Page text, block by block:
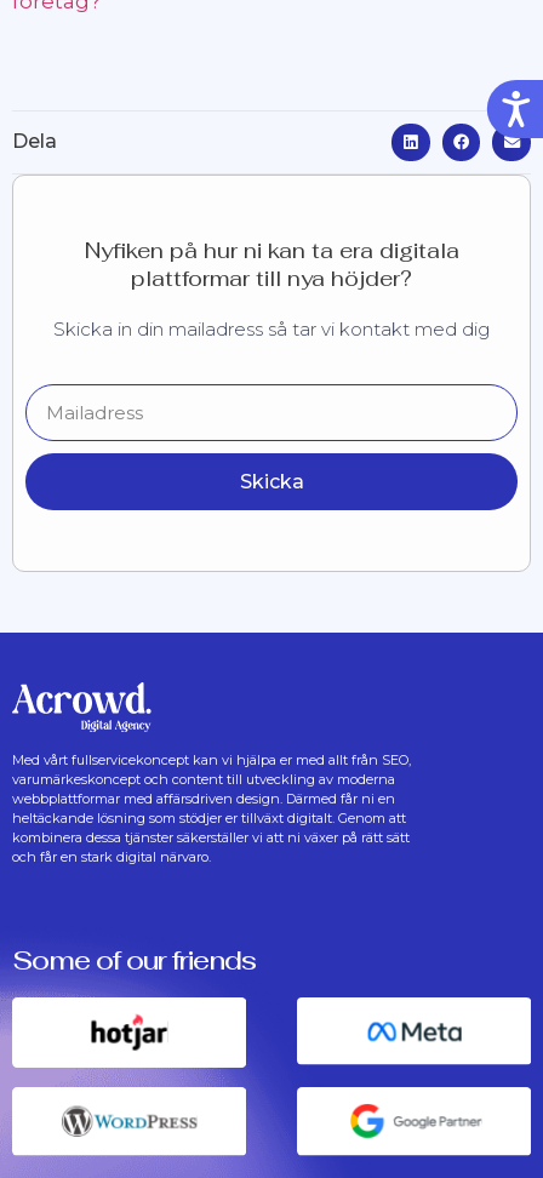
Dela
Nyfiken på hur ni kan ta era digitala
plattformar till nya höjder?
Skicka in din mailadress så tar vi kontakt med dig
Skicka
Med vårt fullservicekoncept kan vi hjälpa er med allt från SEO,
varumärkeskoncept och content till utveckling av moderna
webbplattformar med affärsdriven design. Därmed får ni en
heltäckande lösning som stödjer er tillväxt digitalt. Genom att
kombinera dessa tjänster säkerställer vi att ni växer på rätt sätt
och får en stark digital närvaro.
Some of our friends